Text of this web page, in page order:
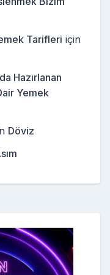
Tarifleri için
Hazırlanan
Yemek
Döviz